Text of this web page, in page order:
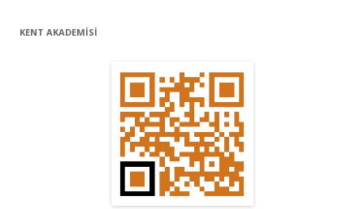
ıKENT AKADEMİSİ